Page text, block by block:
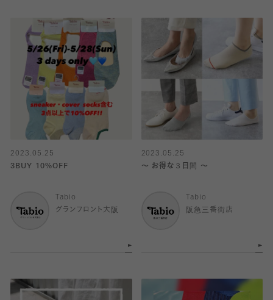
2023.05.25
3BUY 10%OFF
Tabio
グランフロント大阪
2023.05.25
〜 お得な３日間 〜
Tabio
阪急三番街店